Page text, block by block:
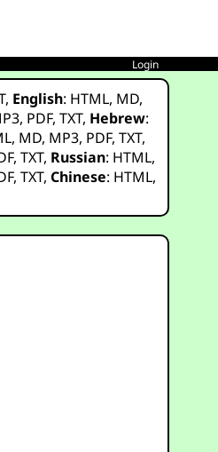
Login
, English: HTML, MD,
, PDF,TXT, Hebrew:
, MD, MP3, PDF,TXT,
,TXT, Russian: HTML,
,TXT,Chinese: HTML,